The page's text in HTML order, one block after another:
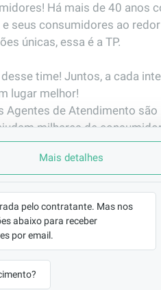
Há mais de 40 anos
seus consumidores ao
únicas, essa é a TP.
time! Juntos, a cada
lugar melhor!
Agentes de Atendimento
milhares de
engajando, e
AQUI
fazer parte de uma das
grandes marcas de
delas são as que mais
tecnologia e inovação?
Mais detalhes
pelo contratante. Mas nos
abaixo para receber
por email.